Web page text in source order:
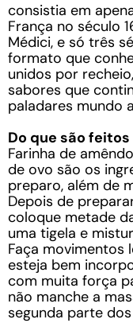
consistia em
França no século
Médici, e só três
formato que
unidos por
sabores que
paladares mundo
Do que são
Farinha de
de ovo são os
preparo, além de
Depois de
coloque metade
uma tigela e
Faça movimentos
esteja bem
com muita força
não manche a
segunda parte